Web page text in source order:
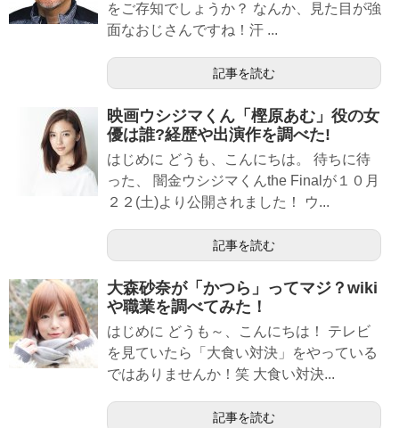
をご存知でしょうか？ なんか、見た目が強
面なおじさんですね！汗 ...
記事を読む
映画ウシジマくん「樫原あむ」役の女
優は誰?経歴や出演作を調べた!
はじめに どうも、こんにちは。 待ちに待
った、 闇金ウシジマくんthe Finalが１０月
２２(土)より公開されました！ ウ...
記事を読む
大森砂奈が「かつら」ってマジ？wiki
や職業を調べてみた！
はじめに どうも～、こんにちは！ テレビ
を見ていたら「大食い対決」をやっている
ではありませんか！笑 大食い対決...
記事を読む